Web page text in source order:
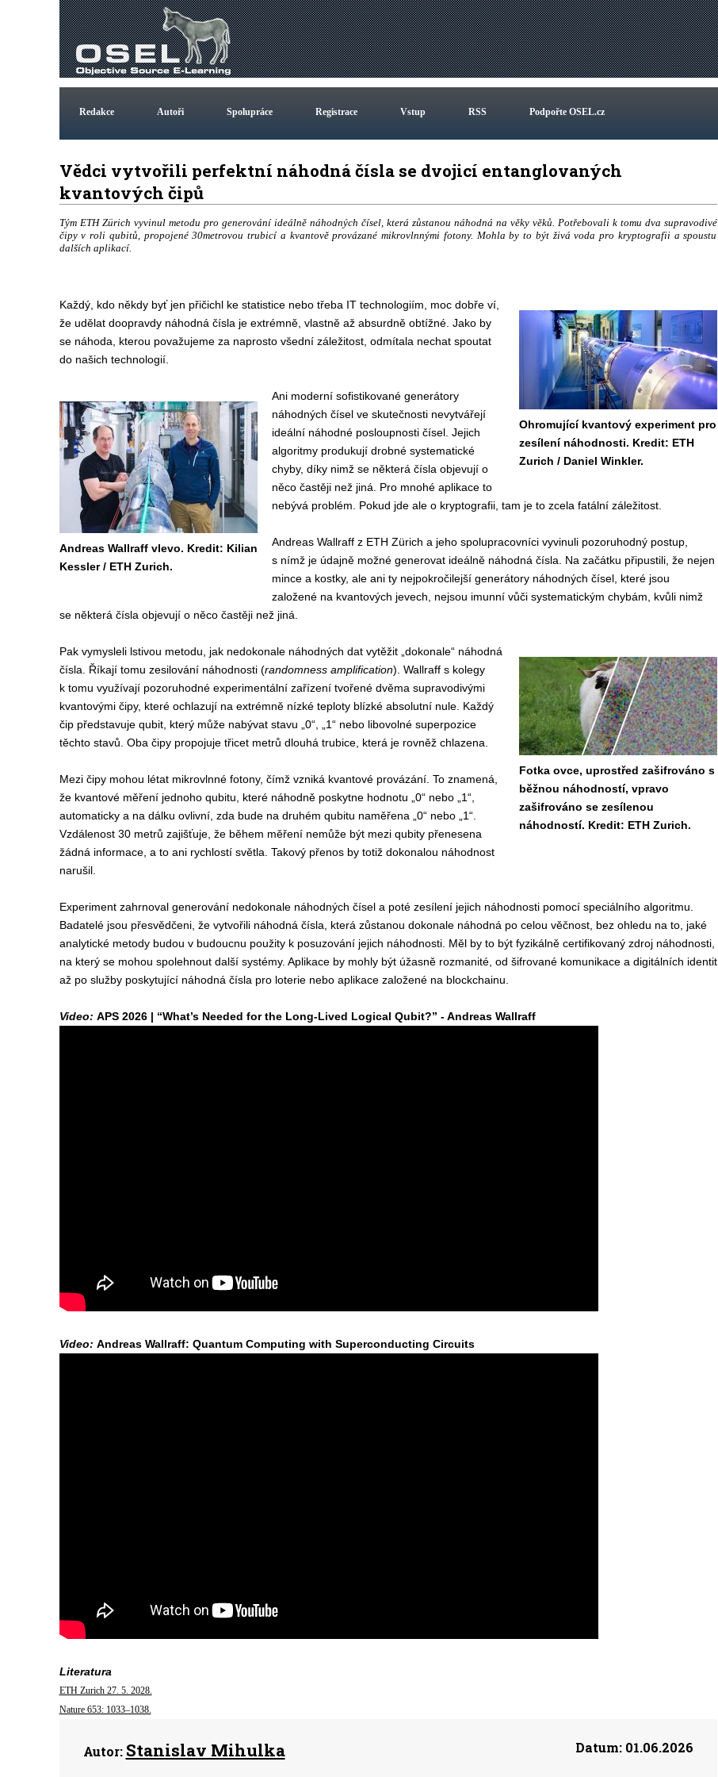
Redakce Autoři Spolupráce Registrace Vstup RSS Podpořte OSEL.cz
Vědci vytvořili perfektní náhodná čísla se dvojicí entanglovaných
kvantových čipů
Tým ETH Zürich vyvinul metodu pro generování ideálně náhodných čísel, která zůstanou náhodná na věky věků. Potřebovali k tomu dva supravodivé
čipy v roli qubitů, propojené 30metrovou trubicí a kvantově provázané mikrovlnnými fotony. Mohla by to být živá voda pro kryptografii a spoustu
dalších aplikací.
Ohromující kvantový experiment pro
zesílení náhodnosti. Kredit: ETH
Zurich / Daniel Winkler.
Každý, kdo někdy byť jen přičichl ke statistice nebo třeba IT technologiím, moc dobře ví,
že udělat doopravdy náhodná čísla je extrémně, vlastně až absurdně obtížné. Jako by
se náhoda, kterou považujeme za naprosto všední záležitost, odmítala nechat spoutat
do našich technologií.
Andreas Wallraff vlevo. Kredit: Kilian
Kessler / ETH Zurich.
Ani moderní sofistikované generátory
náhodných čísel ve skutečnosti nevytvářejí
ideální náhodné posloupnosti čísel. Jejich
algoritmy produkují drobné systematické
chyby, díky nimž se některá čísla objevují o
něco častěji než jiná. Pro mnohé aplikace to
nebývá problém. Pokud jde ale o kryptografii, tam je to zcela fatální záležitost.
Andreas Wallraff z ETH Zürich a jeho spolupracovníci vyvinuli pozoruhodný postup,
s nímž je údajně možné generovat ideálně náhodná čísla. Na začátku připustili, že nejen
mince a kostky, ale ani ty nejpokročilejší generátory náhodných čísel, které jsou
založené na kvantových jevech, nejsou imunní vůči systematickým chybám, kvůli nimž
se některá čísla objevují o něco častěji než jiná.
Fotka ovce, uprostřed zašifrováno s
běžnou náhodností, vpravo
zašifrováno se zesílenou
náhodností. Kredit: ETH Zurich.
Pak vymysleli lstivou metodu, jak nedokonale náhodných dat vytěžit „dokonale“ náhodná
čísla. Říkají tomu zesilování náhodnosti (randomness amplification). Wallraff s kolegy
k tomu využívají pozoruhodné experimentální zařízení tvořené dvěma supravodivými
kvantovými čipy, které ochlazují na extrémně nízké teploty blízké absolutní nule. Každý
čip představuje qubit, který může nabývat stavu „0“, „1“ nebo libovolné superpozice
těchto stavů. Oba čipy propojuje třicet metrů dlouhá trubice, která je rovněž chlazena.
Mezi čipy mohou létat mikrovlnné fotony, čímž vzniká kvantové provázání. To znamená,
že kvantové měření jednoho qubitu, které náhodně poskytne hodnotu „0“ nebo „1“,
automaticky a na dálku ovlivní, zda bude na druhém qubitu naměřena „0“ nebo „1“.
Vzdálenost 30 metrů zajišťuje, že během měření nemůže být mezi qubity přenesena
žádná informace, a to ani rychlostí světla. Takový přenos by totiž dokonalou náhodnost
narušil.
Experiment zahrnoval generování nedokonale náhodných čísel a poté zesílení jejich náhodnosti pomocí speciálního algoritmu.
Badatelé jsou přesvědčeni, že vytvořili náhodná čísla, která zůstanou dokonale náhodná po celou věčnost, bez ohledu na to, jaké
analytické metody budou v budoucnu použity k posuzování jejich náhodnosti. Měl by to být fyzikálně certifikovaný zdroj náhodnosti,
na který se mohou spolehnout další systémy. Aplikace by mohly být úžasně rozmanité, od šifrované komunikace a digitálních identit
až po služby poskytující náhodná čísla pro loterie nebo aplikace založené na blockchainu.
Video: APS 2026 | “What’s Needed for the Long-Lived Logical Qubit?” - Andreas Wallraff
Video: Andreas Wallraff: Quantum Computing with Superconducting Circuits
Literatura
ETH Zurich 27. 5. 2028.
Nature 653: 1033–1038.
Autor: Stanislav Mihulka Datum:01.06.2026